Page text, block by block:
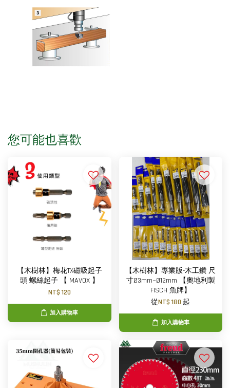
您可能也喜歡
【木樹林】梅花TX磁吸起子
頭 螺絲起子 【 MAVOX 】
NT$ 120
加入購物車
【木樹林】專業版-木工鑽 尺
寸Ø3mm~Ø12mm 【奧地利製
FISCH 魚牌】
從NT$ 180 起
加入購物車